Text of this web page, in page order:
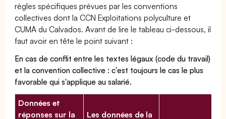
règles spécifiques prévues par les conventions
collectives dont la CCN Exploitations polyculture et
CUMA du Calvados. Avant de lire le tableau ci-dessous, il
faut avoir en tête le point suivant :
En cas de conflit entre les textes légaux (code du travail)
et la convention collective : c'est toujours le cas le plus
favorable qui s'applique au salarié.
Données et
réponses sur la
Les données de la